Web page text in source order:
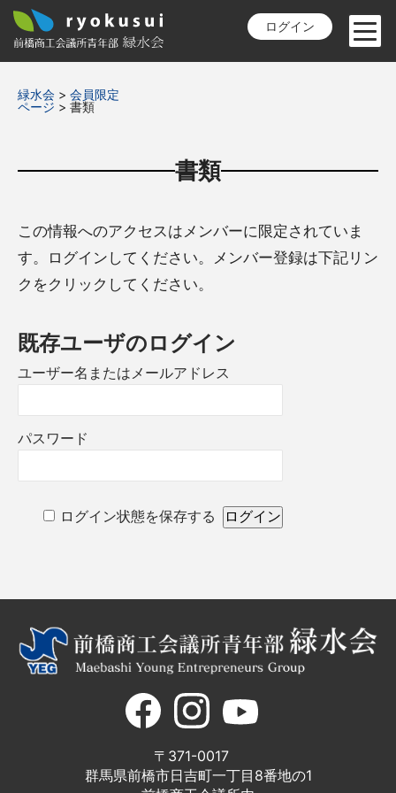
ログイン
緑水会 > 会員限定
ページ > 書類
書類
この情報へのアクセスはメンバーに限定されていま
す。ログインしてください。メンバー登録は下記リン
クをクリックしてください。
既存ユーザのログイン
ユーザー名またはメールアドレス
パスワード
ログイン状態を保存する
〒371-0017
群馬県前橋市日吉町一丁目8番地の1